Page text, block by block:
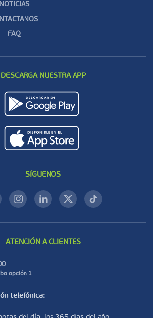
NOTICIAS
FAQ
DESCARGA NUESTRA APP
SÍGUENOS
ATENCIÓN A CLIENTES
opción 1
telefónica: